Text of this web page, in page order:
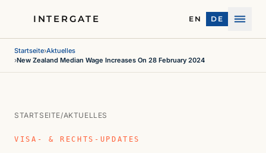
INTERGATE EN DE
Menü
Startseite›Aktuelles
›New Zealand Median Wage Increases On 28 February 2024
STARTSEITE/AKTUELLES
VISA- & RECHTS-UPDATES